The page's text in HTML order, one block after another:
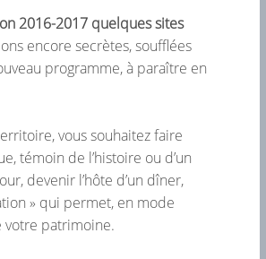
2016-2017 quelques sites
encore secrètes, soufflées
programme, à paraître en
vous souhaitez faire
témoin de l’histoire ou d’un
devenir l’hôte d’un dîner,
» qui permet, en mode
patrimoine.